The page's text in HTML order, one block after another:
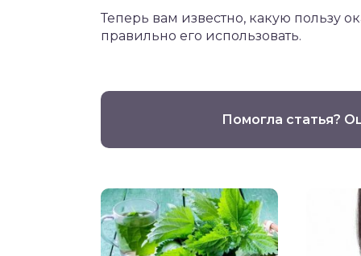
Теперь вам известно, какую пользу
правильно его использовать.
Помогла статья?